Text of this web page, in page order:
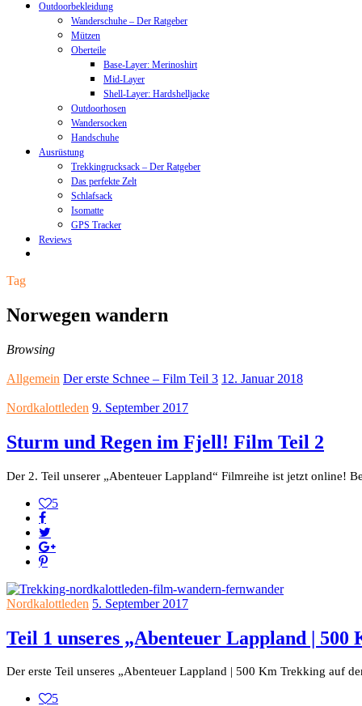
Outdoorbekleidung
Wanderschuhe – Der Ratgeber
Mützen
Oberteile
Base-Layer: Merinoshirt
Mid-Layer
Shell-Layer: Hardshelljacke
Outdoorhosen
Wandersocken
Handschuhe
Ausrüstung
Trekkingrucksack – Der Ratgeber
Das perfekte Zelt
Schlafsack
Isomatte
GPS Tracker
Reviews
Tag
Norwegen wandern
Browsing
Allgemein Der erste Schnee – Film Teil 3 12. Januar 2018
Nordkalottleden 9. September 2017
Sturm und Regen im Fjell! Film Teil 2
Der 2. Teil unserer „Abenteuer Lappland“ Filmreihe ist jetzt online!
5
Nordkalottleden 5. September 2017
Teil 1 unseres „Abenteuer Lappland |
Der erste Teil unseres „Abenteuer Lappland | 500 Km Trekking auf
5